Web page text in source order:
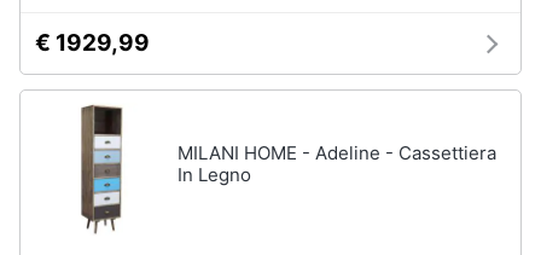
€ 1929,99
MILANI HOME - Adeline - Cassettiera
In Legno